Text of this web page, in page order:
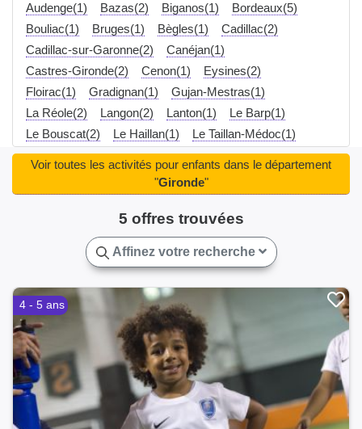
Audenge(1)
Bazas(2) Biganos(1)
Bordeaux(5)
Bouliac(1)
Bruges(1) Bègles(1)
Cadillac(2)
Cadillac-sur-Garonne(2)
Canéjan(1)
Castres-Gironde(2)
Cenon(1)
Eysines(2)
Floirac(1)
Gradignan(1)
Gujan-Mestras(1)
La Réole(2)
Langon(2) Lanton(1)
Le Barp(1)
Le Bouscat(2)
Le Haillan(1)
Le Taillan-Médoc(1)
Le Teich(1)
Lormont(1)
Marcheprime(1)
Mios(1)
Pessac(3)
Podensac(2) Portets(2)
Saint-Selve(2)
Talence(2) Toulenne(2)
5 offres trouvées
Voir toutes les activités pour enfants dans le département
"Gironde"
Affinez votre recherche
4 - 5 ans